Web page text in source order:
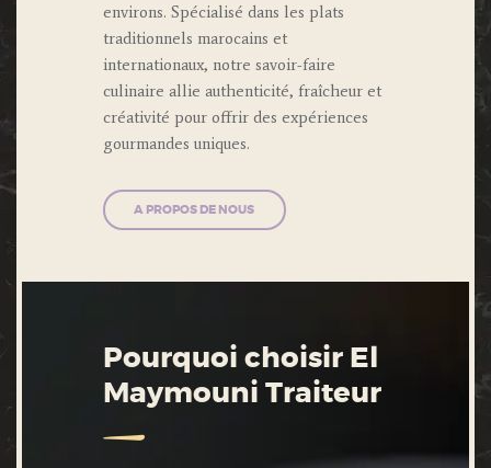
environs. Spécialisé dans les plats
traditionnels marocains et
internationaux, notre savoir-faire
culinaire allie authenticité, fraîcheur et
créativité pour offrir des expériences
gourmandes uniques.
A PROPOS DE NOUS
Pourquoi choisir El
Maymouni Traiteur